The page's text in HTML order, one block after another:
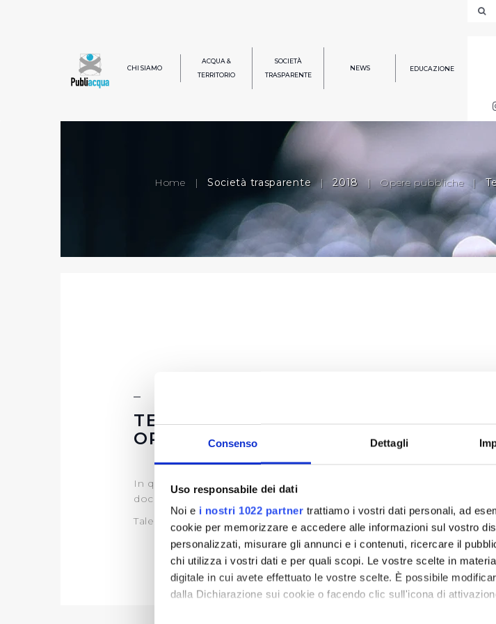
Consenso Dettagli
Uso responsabile dei dati
Noi e i nostri 1022 partner trattiamo i vostri dati personali, ad
cookie per memorizzare e accedere alle informazioni sul vostro
personalizzati, misurare gli annunci e i contenuti, ricercare il
chi utilizza i vostri dati e per quali scopi. Le vostre scelte in
digitale in cui avete effettuato le vostre scelte. È possibile
dalla Dichiarazione sui cookie o facendo clic sull'icona di
CHI SIAMO
ACQUA &
TERRITORIO
SOCIETÀ
TRASPARENTE
NEWS EDUCAZIONE
Home | Società trasparente | 2018 | Opere pubbliche |
TEMPI COSTI E INDICATORI DI
OPERE PUBBLICHE
In questa sezione puoi trovare il programma degli interventi di
documentazione)
Tale programma è soggetto a revisioni nel 2020